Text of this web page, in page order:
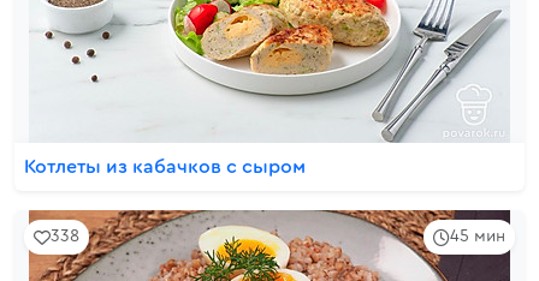
Котлеты из кабачков с сыром
45 мин
338